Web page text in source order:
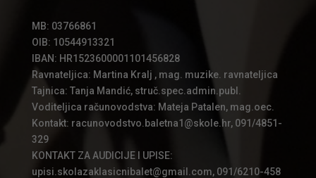
MB: 03766861
OIB: 10544913321
IBAN: HR1523600001101456828
Ravnateljica: Martina Kralj , mag. muzike. ravnateljica
Tajnica: Tanja Mandić, struč.spec.admin.publ.
Voditeljica računovodstva: Mateja Patalen, mag.oec.
Kontakt: racunovodstvo.baletna1@skole.hr, 091/4851-
329
KONTAKT ZA AUDICIJE I UPISE:
upisi.skolazaklasicnibalet@gmail.com, 091/6210-458